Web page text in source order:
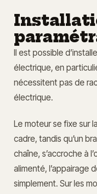
Il est possible
électrique, en
nécessitent pas de
électrique.
Le moteur se fixe sur
cadre, tandis qu’un
chaîne, s’accroche à
alimenté, l’appairage
simplement. Sur les